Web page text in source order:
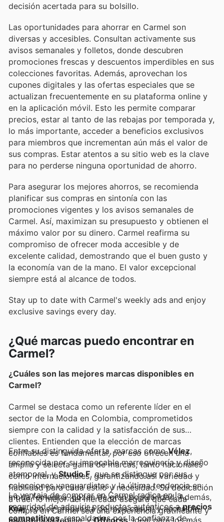
decisión acertada para su bolsillo.
Las oportunidades para ahorrar en Carmel son
diversas y accesibles. Consultan activamente sus
avisos semanales y folletos, donde descubren
promociones frescas y descuentos imperdibles en sus
colecciones favoritas. Además, aprovechan los
cupones digitales y las ofertas especiales que se
actualizan frecuentemente en su plataforma online y
en la aplicación móvil. Esto les permite comparar
precios, estar al tanto de las rebajas por temporada y,
lo más importante, acceder a beneficios exclusivos
para miembros que incrementan aún más el valor de
sus compras. Estar atentos a su sitio web es la clave
para no perderse ninguna oportunidad de ahorro.
Para asegurar los mejores ahorros, se recomienda
planificar sus compras en sintonía con las
promociones vigentes y los avisos semanales de
Carmel. Así, maximizan su presupuesto y obtienen el
máximo valor por su dinero. Carmel reafirma su
compromiso de ofrecer moda accesible y de
excelente calidad, demostrando que el buen gusto y
la economía van de la mano. El valor excepcional
siempre está al alcance de todos.
Stay up to date with Carmel's weekly ads and enjoy
exclusive savings every day.
¿Qué marcas puedo encontrar en
Carmel?
¿Cuáles son las mejores marcas disponibles en
Carmel?
Carmel se destaca como un referente líder en el
sector de la Moda en Colombia, comprometidos
siempre con la calidad y la satisfacción de sus
clientes. Entienden que la elección de marcas
confiables es fundamental, por eso ofrecen una
amplia y selecta gama de marcas, tanto nacionales
como internacionales, garantizando así variedad y
fiabilidad para cada estilo y necesidad. Su dedicación
a traer lo mejor del mercado asegura que cada
compra en Carmel sea una experiencia gratificante y
Entre su distinguida oferta, marcas comoVélez,
reconocida por su impecable marroquinería y diseño
atemporal, yStudio F, que se distingue por sus
colecciones vanguardistas y la última tendencia en
moda femenina, gozan de gran popularidad. Además,
Koaj, con su propuesta de ropa casual y accesible
para toda la familia, yOffcorss, ideal para los más
La ventaja de comprar en Carmel radica en la
seguridad de adquirir productos auténticos aprecios
competitivos, respaldados por la confianza de